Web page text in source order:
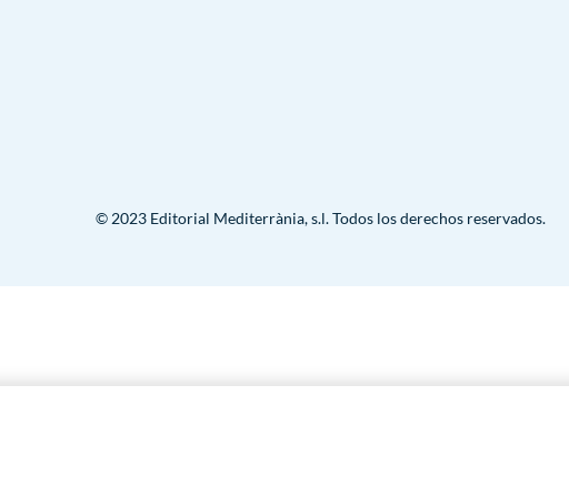
© 2023 Editorial Mediterrània, s.l. Todos los derechos reservados.